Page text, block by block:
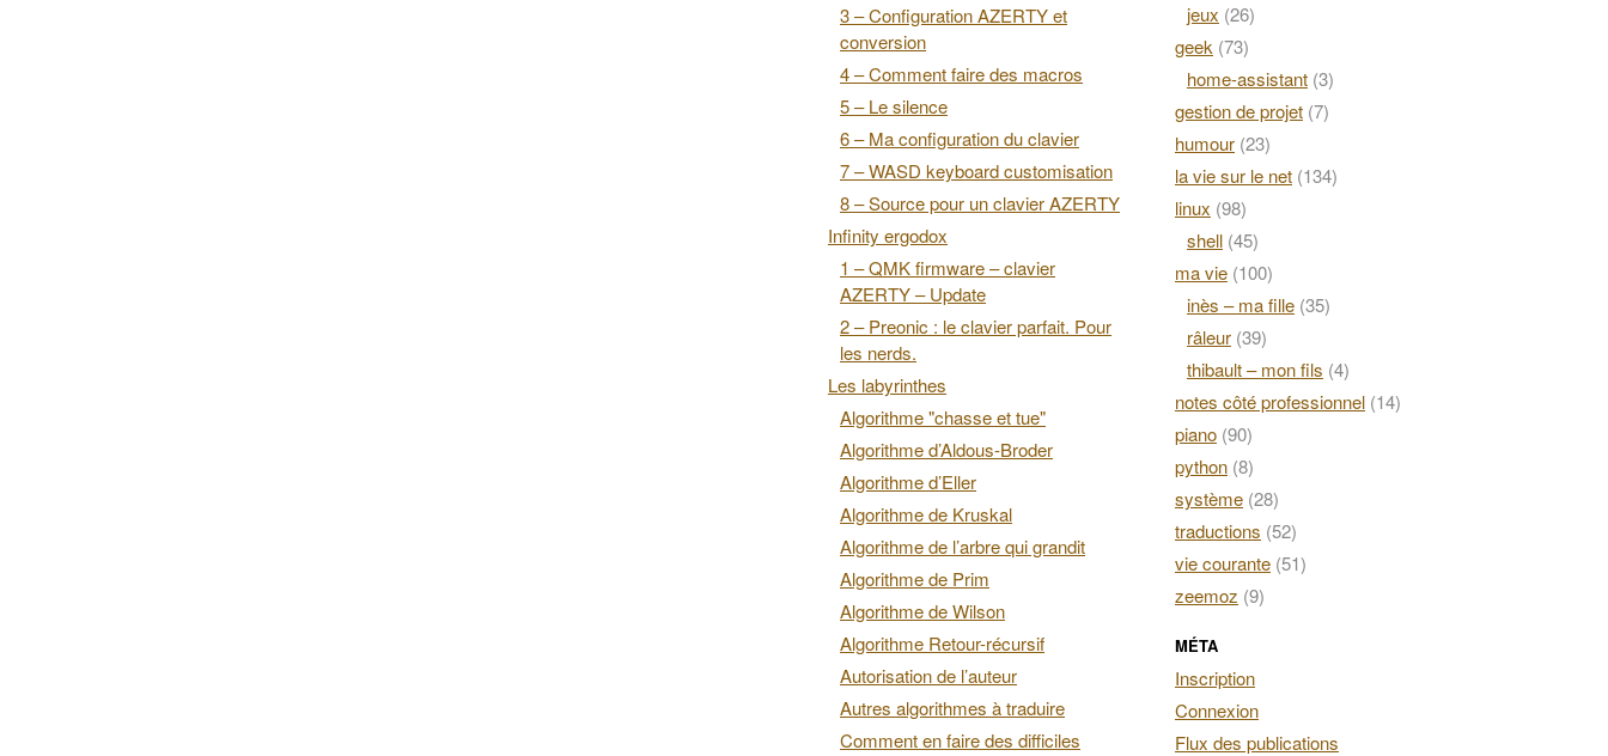
3 – Configuration AZERTY et
conversion
4 – Comment faire des macros
5 – Le silence
6 – Ma configuration du clavier
7 – WASD keyboard customisation
8 – Source pour un clavier AZERTY
Infinity ergodox
1 – QMK firmware – clavier
AZERTY – Update
2 – Preonic : le clavier parfait. Pour
les nerds.
Les labyrinthes
Algorithme "chasse et tue"
Algorithme d’Aldous-Broder
Algorithme d’Eller
Algorithme de Kruskal
Algorithme de l’arbre qui grandit
Algorithme de Prim
Algorithme de Wilson
Algorithme Retour-récursif
Autorisation de l’auteur
Autres algorithmes à traduire
Comment en faire des difficiles
jeux (26)
geek (73)
home-assistant (3)
gestion de projet (7)
humour (23)
la vie sur le net (134)
linux (98)
shell (45)
ma vie (100)
inès – ma fille (35)
râleur (39)
thibault – mon fils (4)
notes côté professionnel (14)
piano (90)
python (8)
système (28)
traductions (52)
vie courante (51)
zeemoz (9)
MÉTA
Inscription
Connexion
Flux des publications